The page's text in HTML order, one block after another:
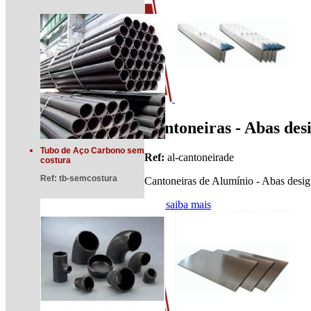
Tubo de Aço Carbono sem
costura
Ref: tb-semcostura
Cantoneiras - Abas
Ref: al-cantoneirade
Cantoneiras de Alumínio - Abas
[ + ] saiba mais